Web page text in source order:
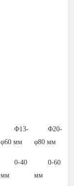
Φ13-
φ60 мм
Φ20-
φ80 мм
0-40
мм
0-60
мм